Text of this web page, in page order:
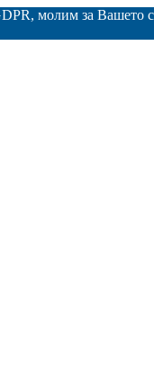
молим за